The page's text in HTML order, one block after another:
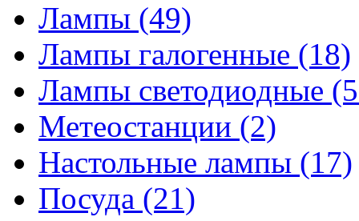
Лампы (49)
Лампы галогенные (18)
Лампы светодиодные
Метеостанции (2)
Настольные лампы (17)
Посуда (21)